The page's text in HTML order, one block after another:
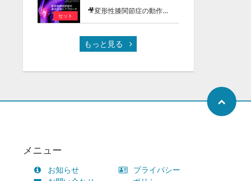
セット
🎥変形性膝関節症の動作評価とアプローチ - 階段昇降・正座（しゃがみ動作）編 -
もっと見る
メニュー
お知らせ
プライバシー